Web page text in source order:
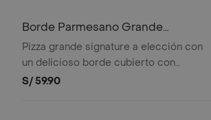
Borde Parmesano Grande
Signature
Pizza grande signature a elección con
un delicioso borde cubierto con
parmesano gratinado en los bordes
S/ 59.90